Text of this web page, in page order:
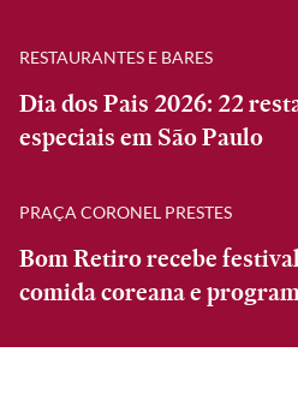
RESTAURANTES E BARES
Dia dos Pais 2026: 22
especiais em São Paulo
PRAÇA CORONEL PRESTES
Bom Retiro recebe
comida coreana e